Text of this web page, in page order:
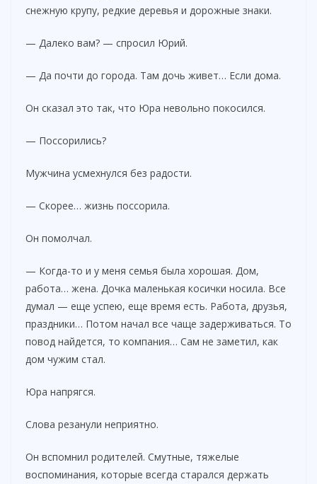
снежную крупу, редкие деревья и дорожные знаки.
— Далеко вам? — спросил Юрий.
— Да почти до города. Там дочь живет… Если дома.
Он сказал это так, что Юра невольно покосился.
— Поссорились?
Мужчина усмехнулся без радости.
— Скорее… жизнь поссорила.
Он помолчал.
— Когда-то и у меня семья была хорошая. Дом,
работа… жена. Дочка маленькая косички носила. Все
думал — еще успею, еще время есть. Работа, друзья,
праздники… Потом начал все чаще задерживаться. То
повод найдется, то компания… Сам не заметил, как
дом чужим стал.
Юра напрягся.
Слова резанули неприятно.
Он вспомнил родителей. Смутные, тяжелые
воспоминания, которые всегда старался держать